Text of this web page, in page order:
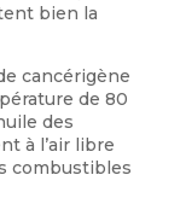
bien la
cancérigène
de 80
des
à l’air libre
combustibles